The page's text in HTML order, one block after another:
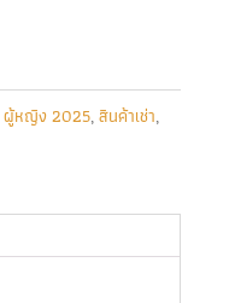
ผู้หญิง 2025,สินค้าเช่า,